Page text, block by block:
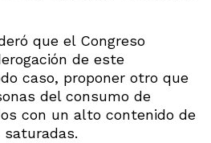
que el Congreso
de este
caso, proponer otro que
del consumo de
con un alto contenido de
saturadas.